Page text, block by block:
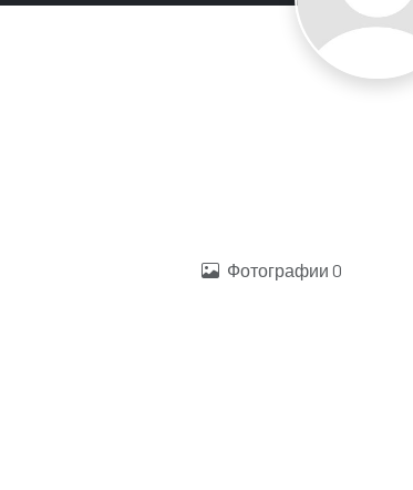
Фотографии0